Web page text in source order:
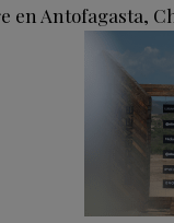
en Antofagasta,